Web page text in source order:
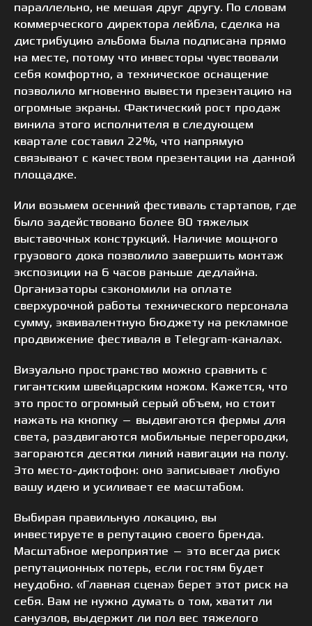
параллельно, не мешая друг другу. По словам
коммерческого директора лейбла, сделка на
дистрибуцию альбома была подписана прямо
на месте, потому что инвесторы чувствовали
себя комфортно, а техническое оснащение
позволило мгновенно вывести презентацию на
огромные экраны. Фактический рост продаж
винила этого исполнителя в следующем
квартале составил 22%, что напрямую
связывают с качеством презентации на данной
площадке.
Или возьмем осенний фестиваль стартапов, где
было задействовано более 80 тяжелых
выставочных конструкций. Наличие мощного
грузового дока позволило завершить монтаж
экспозиции на 6 часов раньше дедлайна.
Организаторы сэкономили на оплате
сверхурочной работы технического персонала
сумму, эквивалентную бюджету на рекламное
продвижение фестиваля в Telegram-каналах.
Визуально пространство можно сравнить с
гигантским швейцарским ножом. Кажется, что
это просто огромный серый объем, но стоит
нажать на кнопку — выдвигаются фермы для
света, раздвигаются мобильные перегородки,
загораются десятки линий навигации на полу.
Это место-диктофон: оно записывает любую
вашу идею и усиливает ее масштабом.
Выбирая правильную локацию, вы
инвестируете в репутацию своего бренда.
Масштабное мероприятие — это всегда риск
репутационных потерь, если гостям будет
неудобно. «Главная сцена» берет этот риск на
себя. Вам не нужно думать о том, хватит ли
санузлов, выдержит ли пол вес тяжелого